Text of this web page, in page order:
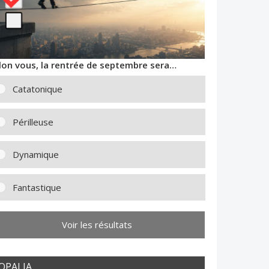
vous, la rentrée de septembre sera…
Catatonique
Périlleuse
Dynamique
Fantastique
Voir les résultats